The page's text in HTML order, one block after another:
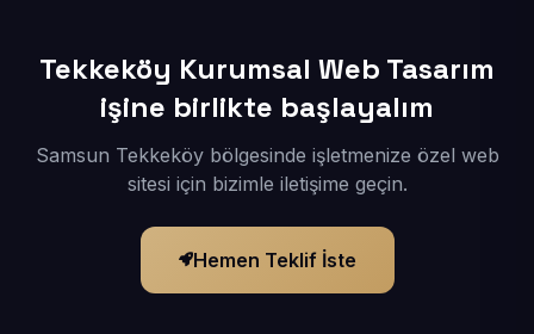
Tekkeköy Kurumsal Web Tasarım
işine birlikte başlayalım
Samsun Tekkeköy bölgesinde işletmenize özel web
sitesi için bizimle iletişime geçin.
Hemen Teklif İste